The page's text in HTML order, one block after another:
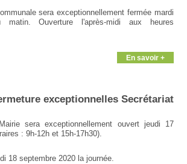
sera exceptionnellement fermée mardi
matin. Ouverture l'après-midi aux heures
En savoir +
exceptionnelles Secrétariat
sera exceptionnellement ouvert jeudi 17
: 9h-12h et 15h-17h30).
18 septembre 2020 la journée.